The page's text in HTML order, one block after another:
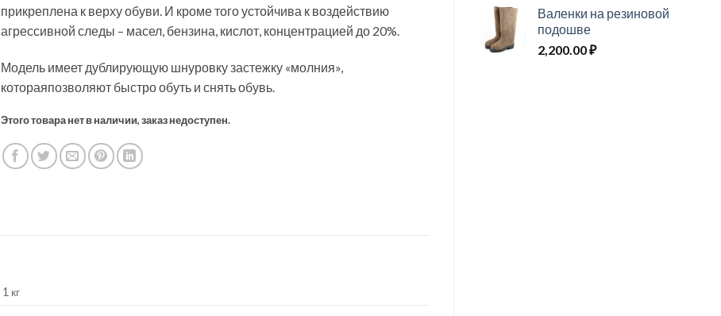
2,000.00
Валенки на резиновой
подошве
2,200.00₽
прикреплена к верху обуви. И кроме того устойчива к воздействию
агрессивной следы – масел, бензина, кислот, концентрацией до 20%.
Модель имеет дублирующую шнуровку застежку «молния»,
котораяпозволяют быстро обуть и снять обувь.
Этого товара нет в наличии, заказ недоступен.
1 кг